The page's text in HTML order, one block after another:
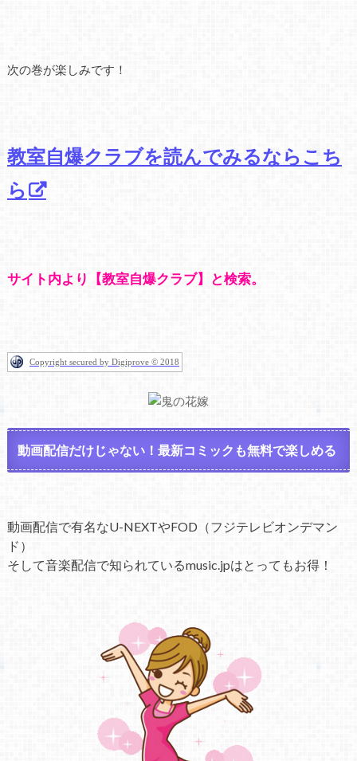
次の巻が楽しみです！
教室自爆クラブを読んでみるならこち
ら
サイト内より【教室自爆クラブ】と検索。
Copyright secured by Digiprove © 2018
動画配信だけじゃない！最新コミックも無料で楽しめる
動画配信で有名なU-NEXTやFOD（フジテレビオンデマン
ド）
そして音楽配信で知られているmusic.jpはとってもお得！